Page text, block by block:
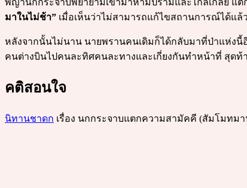
พญานกกระจาบพยายามเข้ามาห้ามปรามและไกล่เกลี่ย แ
มาในไม่ช้า” เมื่อเห็นว่าไม่สามารถแก้ไขสถานการณ์ได้แ
หลังจากนั้นไม่นาน นายพรานคนเดิมก็ได้กลับมาที่ป่าแห่งนี้
คนต่างบินไปคนละทิศคนละทางและเกี่ยงกันทำหน้าที่ สุดท้
คติสอนใจ
นิทานชาดก เรื่อง นกกระจาบแตกความสามัคคี (สัมโมทม